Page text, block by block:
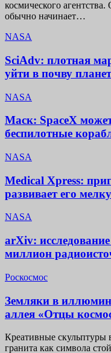
космического
обычно начинает…
NASA
SciAdv: плотная
уйти в почву
NASA
Маск: SpaceX
беспилотные
NASA
Medical Xpress:
развивает его
NASA
arXiv:
миллион
Роскосмос
Земляки в
аллея «Отцы
Креативные скульптуры
гранита как символа